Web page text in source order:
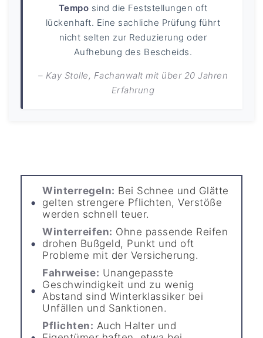
Tempo sind die Feststellungen oft
lückenhaft. Eine sachliche Prüfung führt
nicht selten zur Reduzierung oder
Aufhebung des Bescheids.
– Kay Stolle, Fachanwalt mit über 20 Jahren
Erfahrung
Winterregeln: Bei Schnee und Glätte
gelten strengere Pflichten, Verstöße
werden schnell teuer.
Winterreifen: Ohne passende Reifen
drohen Bußgeld, Punkt und oft
Probleme mit der Versicherung.
Fahrweise: Unangepasste
Geschwindigkeit und zu wenig
Abstand sind Winterklassiker bei
Unfällen und Sanktionen.
Pflichten: Auch Halter und